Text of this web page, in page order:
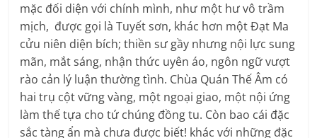
mặc đối diện với chính mình, như một hư vô trầm
mịch, được gọi là Tuyết sơn, khác hơn một Đạt Ma
cửu niên diện bích; thiền sư gầy nhưng nội lực sung
mãn, mắt sáng, nhận thức uyên áo, ngôn ngữ vượt
rào cản lý luận thường tình. Chùa Quán Thế Âm có
hai trụ cột vững vàng, một ngoại giao, một nội ứng
làm thế tựa cho tứ chúng đồng tu. Còn bao cái đặc
sắc tàng ẩn mà chưa được biết! khác với những đặc